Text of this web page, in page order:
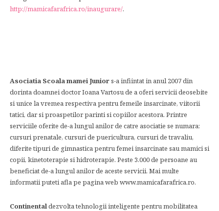
http://mamicafarafrica.ro/inaugurare/.
Asociatia Scoala mamei Juniors-a infiintat in anul 2007 din
dorinta doamnei doctor Ioana Vartosu de a oferi servicii deosebite
si unice la vremea respectiva pentru femeile insarcinate, viitorii
tatici, dar si proaspetilor parinti si copiilor acestora. Printre
serviciile oferite de-a lungul anilor de catre asociatie se numara:
cursuri prenatale, cursuri de puericultura, cursuri de travaliu,
diferite tipuri de gimnastica pentru femei insarcinate sau mamici si
copii, kinetoterapie si hidroterapie. Peste 3.000 de persoane au
beneficiat de-a lungul anilor de aceste servicii. Mai multe
informatii puteti afla pe pagina web www.mamicafarafrica.ro.
Continentaldezvolta tehnologii inteligente pentru mobilitatea